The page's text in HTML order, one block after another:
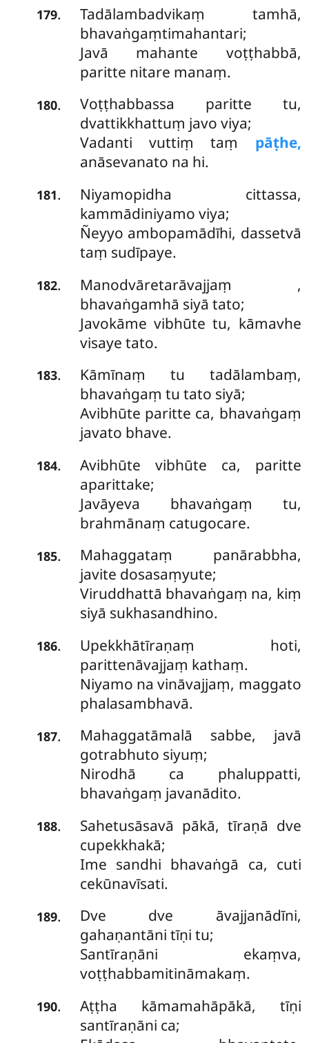
179.
Tadālambadvikaṃ tamhā,
bhavaṅgaṃtimahantari;
Javā mahante voṭṭhabbā,
paritte nitare manaṃ.
180.
Voṭṭhabbassa paritte tu,
dvattikkhattuṃ javo viya;
Vadanti vuttiṃ taṃ pāṭhe,
anāsevanato na hi.
181.
Niyamopidha cittassa,
kammādiniyamo viya;
Ñeyyo ambopamādīhi, dassetvā
taṃ sudīpaye.
182. Manodvāretarāvajjaṃ ,
bhavaṅgamhā siyā tato;
Javokāme vibhūte tu, kāmavhe
visaye tato.
183.
Kāmīnaṃ tu tadālambaṃ,
bhavaṅgaṃ tu tato siyā;
Avibhūte paritte ca, bhavaṅgaṃ
javato bhave.
184.
Avibhūte vibhūte ca, paritte
aparittake;
Javāyeva bhavaṅgaṃ tu,
brahmānaṃ catugocare.
185.
Mahaggataṃ panārabbha,
javite dosasaṃyute;
Viruddhattā bhavaṅgaṃ na, kiṃ
siyā sukhasandhino.
186. Upekkhātīraṇaṃ hoti,
parittenāvajjaṃ kathaṃ.
Niyamo na vināvajjaṃ, maggato
phalasambhavā.
187.
Mahaggatāmalā sabbe, javā
gotrabhuto siyuṃ;
Nirodhā ca phaluppatti,
bhavaṅgaṃ javanādito.
188.
Sahetusāsavā pākā, tīraṇā dve
cupekkhakā;
Ime sandhi bhavaṅgā ca, cuti
cekūnavīsati.
189.
Dve dve āvajjanādīni,
gahaṇantāni tīṇi tu;
Santīraṇāni ekaṃva,
voṭṭhabbamitināmakaṃ.
190.
Aṭṭha kāmamahāpākā, tīṇi
santīraṇāni ca;